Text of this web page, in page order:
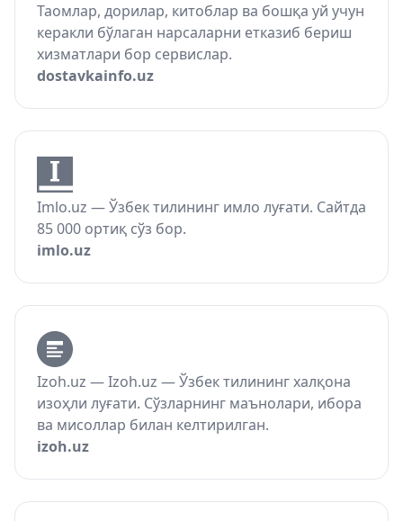
Таомлар, дорилар, китоблар ва бошқа уй учун
керакли бўлаган нарсаларни етказиб бериш
хизматлари бор сервислар.
dostavkainfo.uz
Imlo.uz — Ўзбек тилининг имло луғати. Сайтда
85 000 ортиқ сўз бор.
imlo.uz
Izoh.uz — Izoh.uz — Ўзбек тилининг халқона
изоҳли луғати. Сўзларнинг маънолари, ибора
ва мисоллар билан келтирилган.
izoh.uz